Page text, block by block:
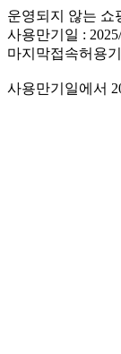
운영되지 않는 쇼
사용만기일 :
마지막접속허용
사용만기일에서